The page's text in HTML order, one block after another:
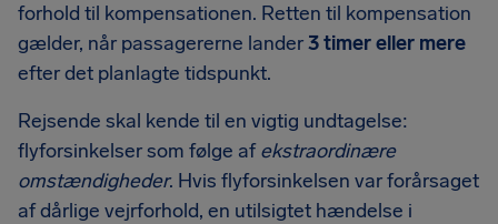
forhold til kompensationen. Retten til kompensation
gælder, når passagererne lander3 timer eller mere
efter det planlagte tidspunkt.
Rejsende skal kende til en vigtig undtagelse:
flyforsinkelser som følge afekstraordinære
omstændigheder. Hvis flyforsinkelsen var forårsaget
af dårlige vejrforhold, en utilsigtet hændelse i